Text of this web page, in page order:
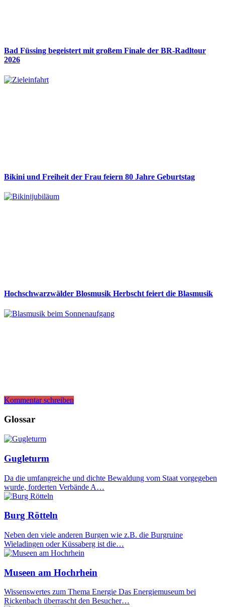
Bad Füssing begeistert mit großem Finale der BR-Radltour
2026
Bikini und Freiheit der Frau feiern 80 Jahre Geburtstag
Hochschwarzwälder Blosmusik Herbscht feiert die Blasmusik
Kommentar schreiben
Glossar
Gugleturm
Da die umfangreiche und dichte Bewaldung vom Staat vorgegeben
wurde, forderten Verbände A…
Burg Rötteln
Neben den viele anderen Burgen wie z.B. die Burgruine
Wieladingen oder Küssaberg ist die…
Museen am Hochrhein
Wissenswertes zum Thema Energie Das Energiemuseum bei
Rickenbach überrascht den Besucher…